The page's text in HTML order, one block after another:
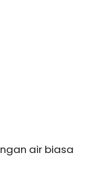
air biasa